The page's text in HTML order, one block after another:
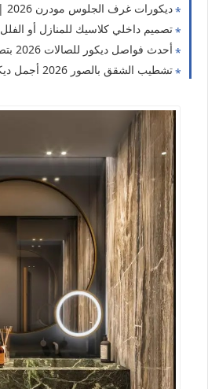
ديكورات غرف الجلوس مودرن 2026 | أحدث التصاميم الفخمة والعصرية - موقع يلا ديكور
تصميم داخلي كلاسيك للمنازل أو الفلل 2026 - موقع يلا ديكور
أحدث فواصل ديكور للصالات 2026 بتصاميم فاخرة - موقع يلا ديكور
تشطيب الشقق بالصور 2026 أجمل ديكورات شقق من الداخل - موقع يلا ديكور